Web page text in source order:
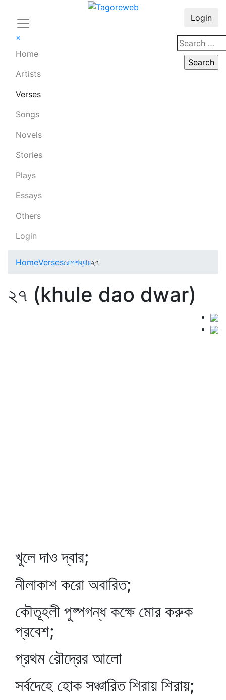
×
Home
Artists
Verses
Songs
Novels
Stories
Plays
Essays
Others
Login
Login
HomeVersesরোগশয্যায়২৭
২৭ (khule dao dwar)
খুলে দাও দ্বার;
নীলাকাশ করো অবারিত;
কৌতূহলী পুষ্পগন্ধ কক্ষে মোর করুক
প্রবেশ;
প্রথম রৌদ্রের আলো
সর্বদেহে হোক সঞ্চারিত শিরায় শিরায়;